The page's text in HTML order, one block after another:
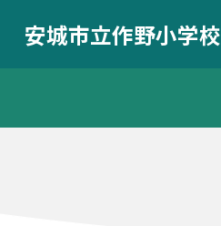
安城市立作野小学校